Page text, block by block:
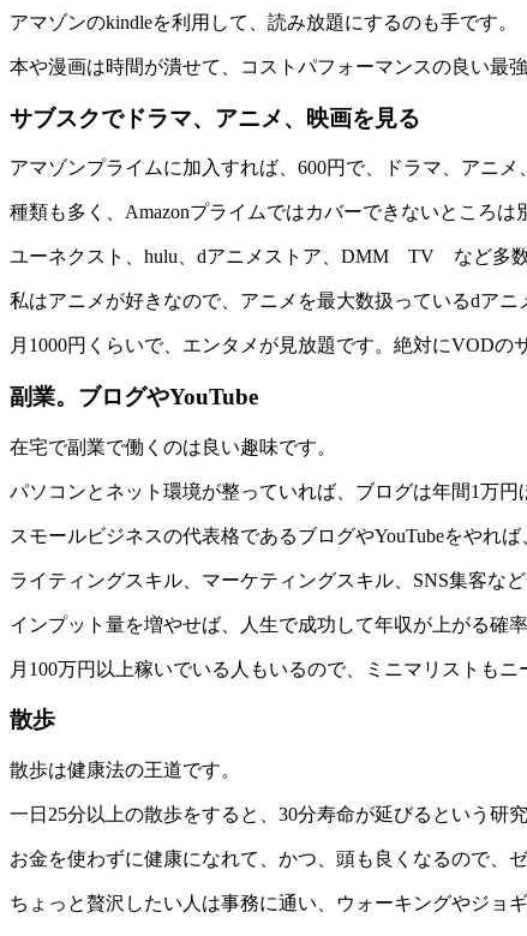
アマゾンのkindleを利用して、読み放題にするのも手です。
本や漫画は時間が潰せて、コストパフォーマンスの良い最強
サブスクでドラマ、アニメ、映画を見る
アマゾンプライムに加入すれば、600円で、ドラマ、アニメ
種類も多く、Amazonプライムではカバーできないところは
ユーネクスト、hulu、dアニメストア、DMM TV など多数
私はアニメが好きなので、アニメを最大数扱っているdアニ
月1000円くらいで、エンタメが見放題です。絶対にVODの
副業。ブログやYouTube
在宅で副業で働くのは良い趣味です。
パソコンとネット環境が整っていれば、ブログは年間1万円
スモールビジネスの代表格であるブログやYouTubeをやれば
ライティングスキル、マーケティングスキル、SNS集客な
インプット量を増やせば、人生で成功して年収が上がる確率
月100万円以上稼いでいる人もいるので、ミニマリストも
散歩
散歩は健康法の王道です。
一日25分以上の散歩をすると、30分寿命が延びるという研究
お金を使わずに健康になれて、かつ、頭も良くなるので、
ちょっと贅沢したい人は事務に通い、ウォーキングやジョ